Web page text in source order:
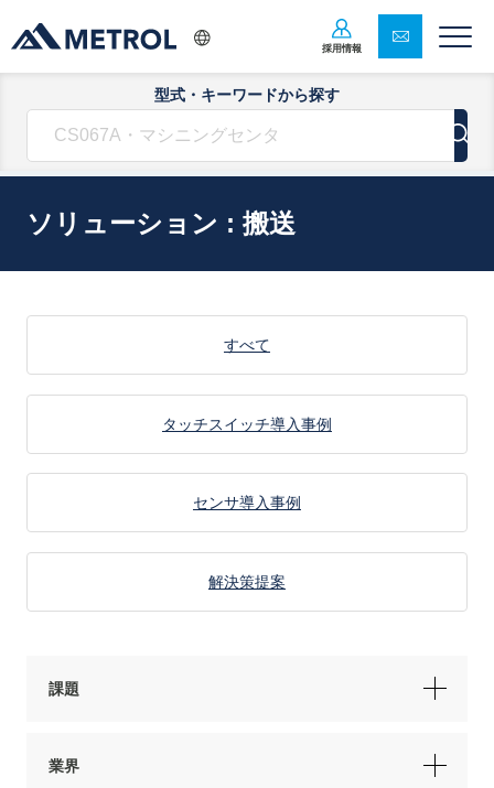
採用情報
型式・キーワードから探す
ソリューション : 搬送
すべて
タッチスイッチ導入事例
センサ導入事例
解決策提案
課題
業界